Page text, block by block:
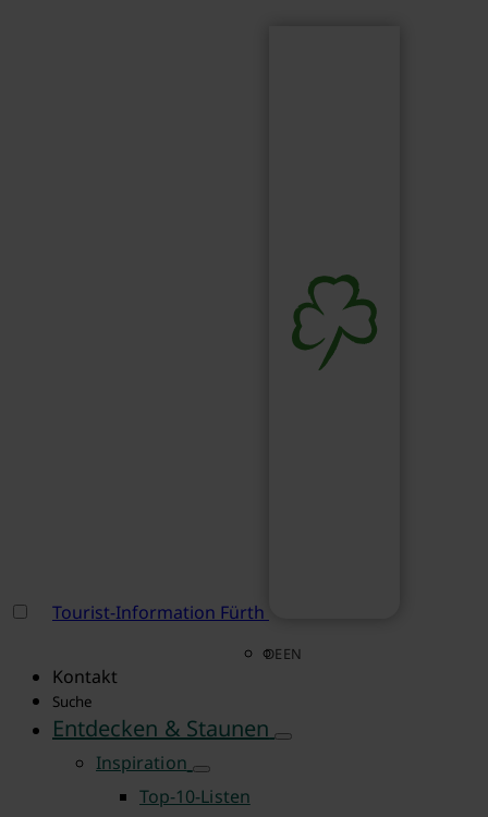
Tourist-Information Fürth
DEEN
Kontakt
Suche
Entdecken & Staunen
Inspiration
Top-10-Listen